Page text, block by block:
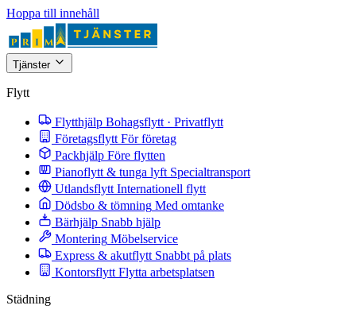
Hoppa till innehåll
Tjänster
Flytt
Flytthjälp Bohagsflytt · Privatflytt
Företagsflytt För företag
Packhjälp Före flytten
Pianoflytt & tunga lyft Specialtransport
Utlandsflytt Internationell flytt
Dödsbo & tömning Med omtanke
Bärhjälp Snabb hjälp
Montering Möbelservice
Express & akutflytt Snabbt på plats
Kontorsflytt Flytta arbetsplatsen
Städning